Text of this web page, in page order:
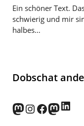
Ein schöner Text.
schwierig und mir
halbes…
Dobschat
norden.social
Instagram
Facebook
wp-